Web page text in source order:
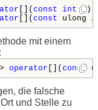
[]( const int i)
[]( const ulong
mit einem
operator []( const
die falsche
und Stelle zu